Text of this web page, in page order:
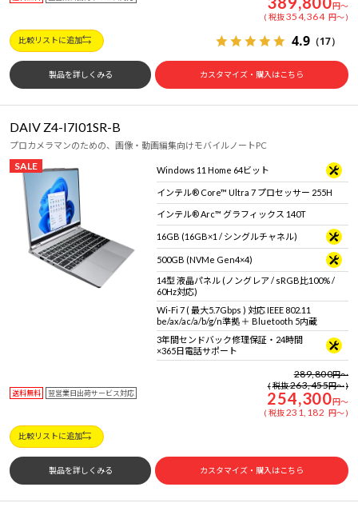
円～
税抜354,364 円～
比較リストに追加 4.9 （17）
製品を詳しくみる カスタマイズ・購入はこちら
DAIV Z4-I7I01SR-B
プロカメラマンのための、画像・動画編集向けモバイルノートPC
SALE Windows 11 Home 64ビット
インテル® Core™ Ultra 7 プロセッサー 255H
インテル® Arc™ グラフィックス 140T
16GB (16GB×1 / シングルチャネル)
500GB (NVMe Gen4×4)
14型 液晶パネル (ノングレア / sRGB比100% /
60Hz対応)
Wi-Fi 7 ( 最大5.7Gbps ) 対応 IEEE 802.11
be/ax/ac/a/b/g/n準拠 ＋ Bluetooth 5内蔵
3年間センドバック修理保証・24時間
×365日電話サポート
送料無料 翌営業日出荷サービス対応
289,800円～
税抜263,455円～
254,300円～
税抜231,182 円～
比較リストに追加
製品を詳しくみる カスタマイズ・購入はこちら